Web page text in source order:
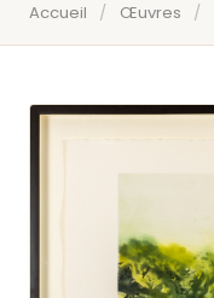
Accueil / Œuvres /